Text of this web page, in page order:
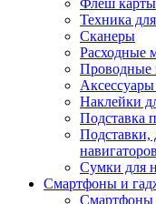
Флеш карты
Техника
Сканеры
Расходные
Проводные
Аксессуары
Наклейки
Подставка
Подставки,
навигаторов
Сумки для
Смартфоны и
Смартфоны